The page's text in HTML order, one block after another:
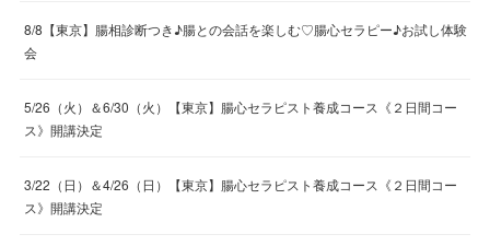
8/8【東京】腸相診断つき♪腸との会話を楽しむ♡腸心セラピー♪お試し体験
会
5/26（火）＆6/30（火）【東京】腸心セラピスト養成コース《２日間コー
ス》開講決定
3/22（日）＆4/26（日）【東京】腸心セラピスト養成コース《２日間コー
ス》開講決定